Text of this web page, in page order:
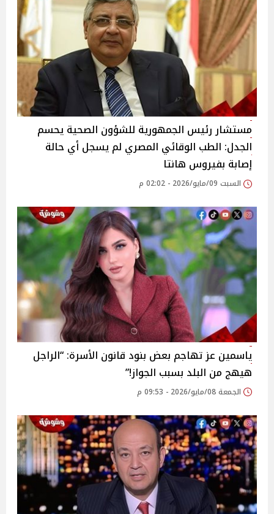
مستشار رئيس الجمهورية للشؤون الصحية يحسم
الجدل: الطب الوقائي المصري لم يسجل أي حالة
إصابة بفيروس هانتا
السبت 09/مايو/2026 - 02:02 م
ياسمين عز تهاجم بعض بنود قانون الأسرة: “الراجل
هيهج من البلد بسبب الجواز!”
الجمعة 08/مايو/2026 - 09:53 م